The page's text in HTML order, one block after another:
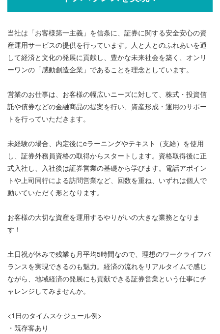
当社は「お客様第一主義」を信条に、証券に関する安全安心の資
産運用サービスの提供を行っています。人と人とのふれあいを通
して経済と文化の発展に貢献し、豊かな未来社会を築く、オンリ
ーワンの「感動創造企業」であることを理念としています。
営業のお仕事は、お客様の幅広いニーズに対して、株式・投資信
託や債券などの金融商品の提案を行い、資産形成・運用のサポー
トを行っていただきます。
未経験の場合、内定後にeラーニングやテキスト（支給）を使用
し、証券外務員資格の取得からスタートします。資格取得後に正
式入社し、入社後は証券営業の基礎から学びます。電話アポイン
トや上司同行による訪問営業など、回数を重ね、いずれは個人で
動いていただく形となります。
お客様の大切な資産を運用するやりがいの大きな業務となりま
す！
土日祝が休みで残業も月平均5時間なので、理想のワークライフバ
ランスを実現できるのも魅力。経済の流れをリアルタイムで感じ
ながら、地域経済の発展にも貢献できる証券営業という仕事にチ
ャレンジしてみませんか。
<1日のタイムスケジュール例>
・既存客あり